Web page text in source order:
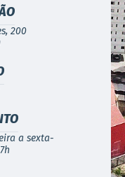
200
a sexta-